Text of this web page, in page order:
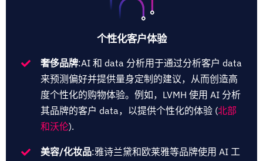
个性化客户体验
奢侈品牌:AI 和 data 分析用于通过分析客户 data
来预测偏好并提供量身定制的建议，从而创造高
度个性化的购物体验。例如，LVMH 使用 AI 分析
其品牌的客户 data，以提供个性化的体验 (北部
和沃伦).
美容/化妆品:雅诗兰黛和欧莱雅等品牌使用 AI 工